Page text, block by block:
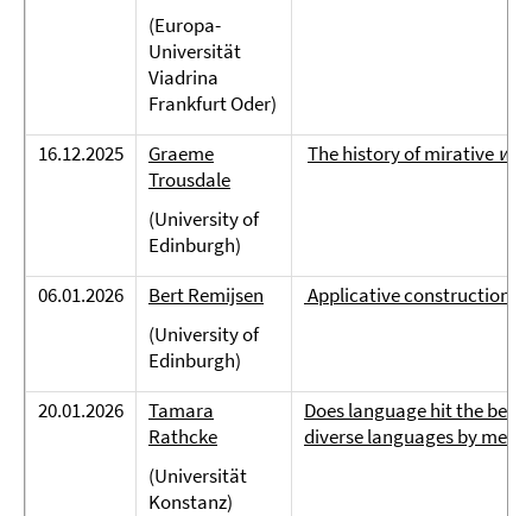
(Europa-
Universität
Viadrina
Frankfurt Oder)
16.12.2025
Graeme
Trousdale
(University of
Edinburgh)
The history of mirative
06.01.2026
Bert Remijsen
(University of
Edinburgh)
Applicative constructions
20.01.2026
Tamara
Rathcke
(Universität
Konstanz)
Does language hit the
diverse languages by